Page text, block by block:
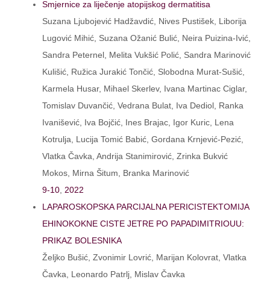
Smjernice za liječenje atopijskog dermatitisa
Suzana Ljubojević Hadžavdić, Nives Pustišek, Liborija
Lugović Mihić, Suzana Ožanić Bulić, Neira Puizina-Ivić,
Sandra Peternel, Melita Vukšić Polić, Sandra Marinović
Kulišić, Ružica Jurakić Tončić, Slobodna Murat-Sušić,
Karmela Husar, Mihael Skerlev, Ivana Martinac Ciglar,
Tomislav Duvančić, Vedrana Bulat, Iva Dediol, Ranka
Ivanišević, Iva Bojčić, Ines Brajac, Igor Kuric, Lena
Kotrulja, Lucija Tomić Babić, Gordana Krnjević-Pezić,
Vlatka Čavka, Andrija Stanimirović, Zrinka Bukvić
Mokos, Mirna Šitum, Branka Marinović
9-10 2022
LAPAROSKOPSKA PARCIJALNA PERICISTEKTOMIJA
EHINOKOKNE CISTE JETRE PO PAPADIMITRIOUU:
PRIKAZ BOLESNIKA
Željko Bušić, Zvonimir Lovrić, Marijan Kolovrat, Vlatka
Čavka, Leonardo Patrlj, Mislav Čavka